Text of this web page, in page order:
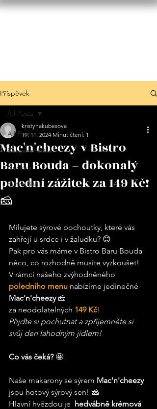
Příspěvek
All Posts
Burger měsíce
Novinky
Bistro Bar
All Posts
Mac'n'cheezy v Bistro
Baru Bouda – dokonalý
polední zážitek za 149 Kč!
🧀
kristynakubesova
19. 11. 2024 Minut čtení: 1
Milujete sýrové pochoutky, které vás
zahřejí u srdce i v žaludku? 😊
Pak pro vás máme v Bistro Baru Bouda
něco, co rozhodně musíte vyzkoušet!
V rámci našeho zvýhodněného
poledního menu nabízíme jedinečné
Mac'n'cheezy 🧀
za neodolatelných 149 Kč!
Přijďte si pochutnat a zpříjemněte si
svůj den lahodným jídlem!
Co vás čeká? 🤩
Naše makarony se sýrem Mac'n'cheezy
jsou hotový sýrový sen! 🧀
Hlavní hvězdou je hedvábně krémová